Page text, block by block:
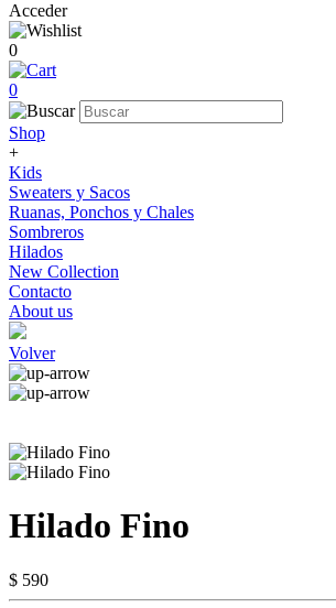
Acceder
0
0
Shop
+
Kids
Sweaters y Sacos
Ruanas, Ponchos y Chales
Sombreros
Hilados
New Collection
Contacto
About us
Volver
Hilado Fino
$ 590